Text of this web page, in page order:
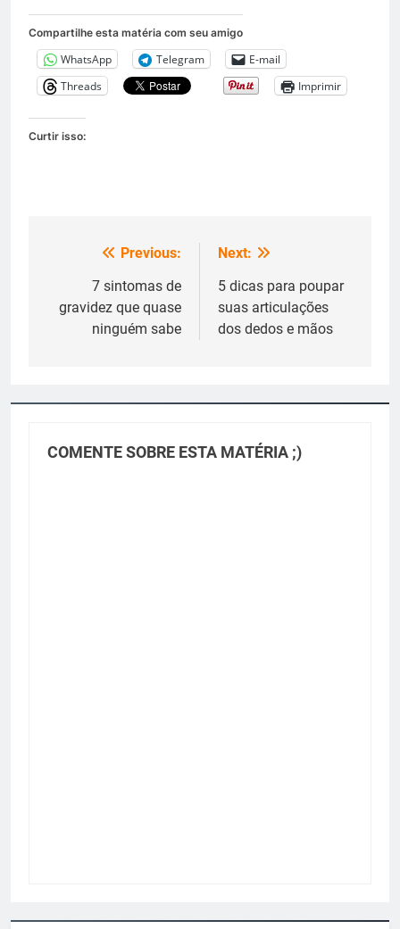
Compartilhe esta matéria com seu amigo
WhatsApp Telegram
E-mail
Threads
Imprimir
Curtir isso:
Navegação
Post
Previous:
7 sintomas de
gravidez que quase
ninguém sabe
Next:
5 dicas para poupar
suas articulações
dos dedos e mãos
COMENTE SOBRE ESTA MATÉRIA ;)